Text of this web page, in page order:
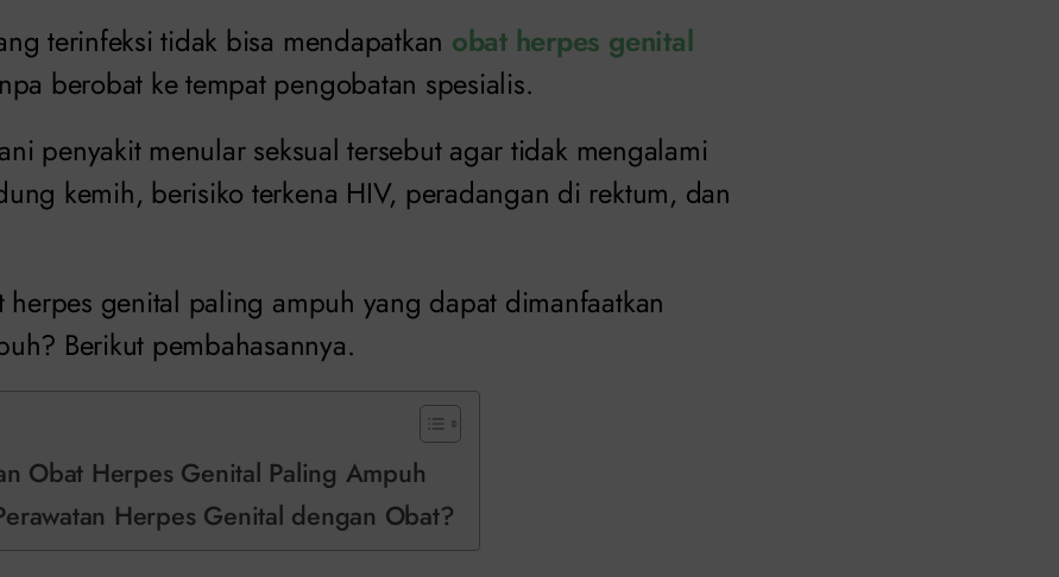
terinfeksi tidak bisa mendapatkan obat herpes genital
berobat ke tempat pengobatan spesialis.
penyakit menular seksual tersebut agar tidak mengalami
kemih, berisiko terkena HIV, peradangan di rektum, dan
herpes genital paling ampuh yang dapat dimanfaatkan
Berikut pembahasannya.
Obat Herpes Genital Paling Ampuh
Herpes Genital dengan Obat?